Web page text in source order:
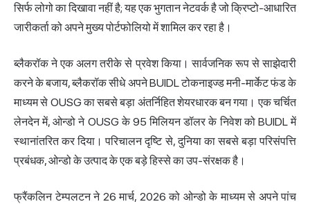
सिर्फ लोगो का दिखावा नहीं है; यह एक भुगतान नेटवर्क है जो क्रिप्टो-आधारित
जारीकर्ता को अपने मुख्य पोर्टफोलियो में शामिल कर रहा है।
ब्लैकरॉक ने एक अलग तरीके से प्रवेश किया। सार्वजनिक रूप से साझेदारी
करने के बजाय, ब्लैकरॉक सीधे अपने BUIDL टोकनाइज्ड मनी-मार्केट फंड के
माध्यम से OUSG का सबसे बड़ा अंतर्निहित शेयरधारक बन गया। एक चर्चित
लेनदेन में, ओन्डो ने OUSG के 95 मिलियन डॉलर के निवेश को BUIDL में
स्थानांतरित कर दिया। परिचालन दृष्टि से, दुनिया का सबसे बड़ा परिसंपत्ति
प्रबंधक, ओन्डो के उत्पाद के एक बड़े हिस्से का उप-संरक्षक है।
फ्रैंकलिन टेम्पलटन ने 26 मार्च, 2026 को ओन्डो के माध्यम से अपने पांच